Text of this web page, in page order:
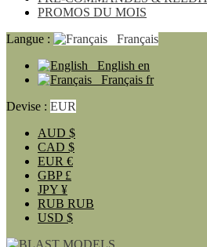
PROMOS DU MOIS
Langue :
Français
English en
Français fr
Devise : EUR
AUD $
CAD $
EUR €
GBP £
JPY ¥
RUB RUB
USD $